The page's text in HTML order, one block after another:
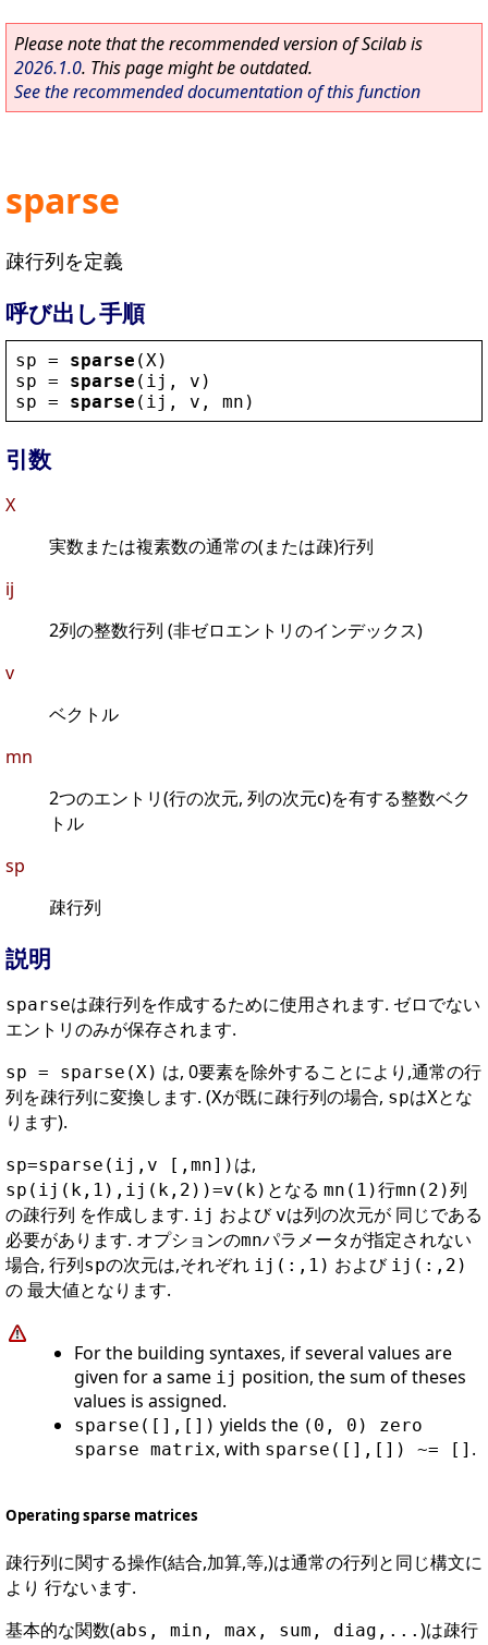
Please note that the recommended version of Scilab is
2026.1.0. This page might be outdated.
See the recommended documentation of this function
sparse
疎行列を定義
呼び出し手順
sp = sparse ( X )
sp = sparse ( ij , v )
sp = sparse ( ij , v , mn )
引数
X
実数または複素数の通常の(または疎)行列
ij
2列の整数行列 (非ゼロエントリのインデックス)
v
ベクトル
mn
2つのエントリ(行の次元, 列の次元c)を有する整数ベク
トル
sp
疎行列
説明
sparseは疎行列を作成するために使用されます. ゼロでない
エントリのみが保存されます.
sp = sparse(X) は, 0要素を除外することにより,通常の行
列を疎行列に変換します. (Xが既に疎行列の場合, spはXとな
ります).
sp=sparse(ij,v [,mn]) は,
sp(ij(k,1),ij(k,2))=v(k) となる mn(1)行mn(2)列
の疎行列 を作成します. ij および vは列の次元が 同じである
必要があります. オプションのmnパラメータが指定されない
場合, 行列spの次元は,それぞれ ij(:,1) および ij(:,2)
の 最大値となります.
For the building syntaxes, if several values are
given for a same ij position, the sum of theses
values is assigned.
sparse([],[]) yields the (0, 0) zero
sparse matrix, with sparse([],[]) ~= [] .
Operating sparse matrices
疎行列に関する操作(結合,加算,等,)は通常の行列と同じ構文に
より 行ないます.
基本的な関数(abs, min, max, sum, diag,... )は疎行